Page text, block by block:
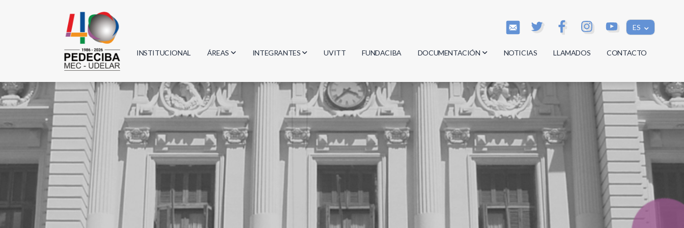
ES
INSTITUCIONAL ÁREAS
Biología
Física
Geociencias
Informática
Matemática
INTEGRANTES
Investigadores
Estudiantes
Egresados
UVITT FUNDACIBA DOCUMENTACIÓN
Actas
Reglamentos
Documentos
NOTICIAS LLAMADOS CONTACTO